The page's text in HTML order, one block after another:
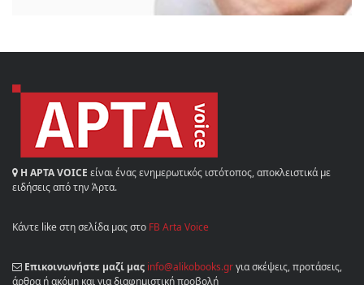
Η ΑΡΤΑ VOICE είναι ένας ενημερωτικός ιστότοπος, αποκλειστικά με
ειδήσεις από την Άρτα.
Κάντε like στη σελίδα μας στο FB Arta Voice
Επικοινωνήστε μαζί μας info@alikobooks.grγια σκέψεις, προτάσεις,
άρθρα ή ακόμη και για διαφημιστική προβολή